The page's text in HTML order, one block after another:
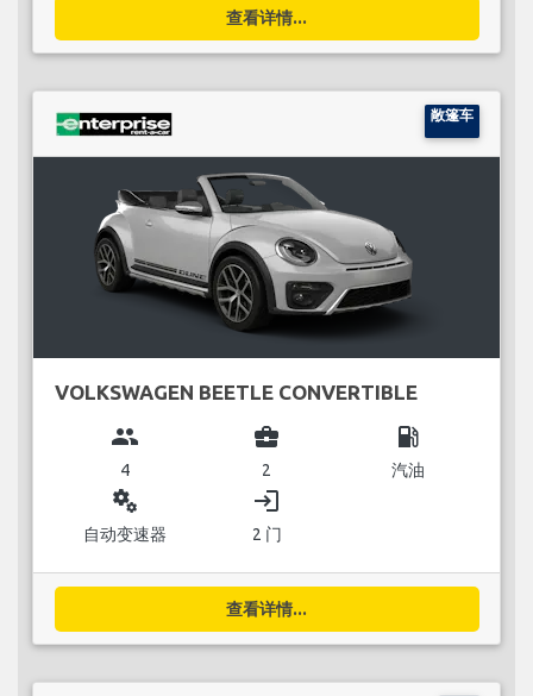
查看详情...
敞篷车
VOLKSWAGEN BEETLE CONVERTIBLE
group
4
business_center
2
local_gas_station
汽油
miscellaneous_services
自动变速器
login
2 门
查看详情...